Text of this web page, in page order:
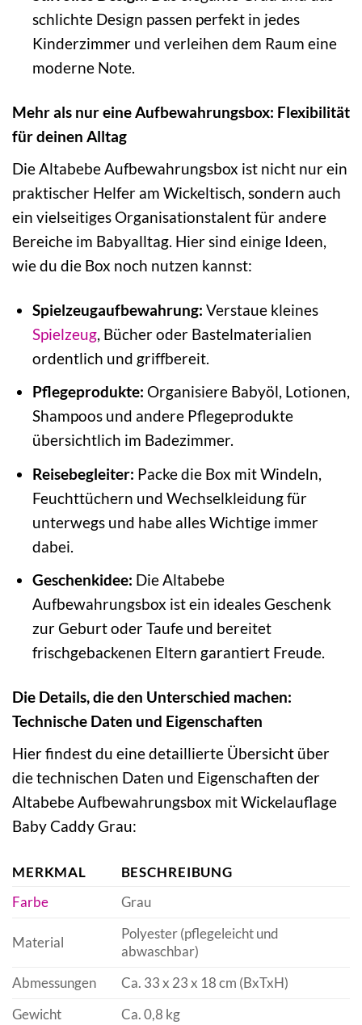
schlichte Design passen perfekt in jedes
Kinderzimmer und verleihen dem Raum eine
moderne Note.
Mehr als nur eine Aufbewahrungsbox: Flexibilität
für deinen Alltag
Die Altabebe Aufbewahrungsbox ist nicht nur ein
praktischer Helfer am Wickeltisch, sondern auch
ein vielseitiges Organisationstalent für andere
Bereiche im Babyalltag. Hier sind einige Ideen,
wie du die Box noch nutzen kannst:
Spielzeugaufbewahrung: Verstaue kleines
Spielzeug, Bücher oder Bastelmaterialien
ordentlich und griffbereit.
Pflegeprodukte: Organisiere Babyöl, Lotionen,
Shampoos und andere Pflegeprodukte
übersichtlich im Badezimmer.
Reisebegleiter: Packe die Box mit Windeln,
Feuchttüchern und Wechselkleidung für
unterwegs und habe alles Wichtige immer
dabei.
Geschenkidee: Die Altabebe
Aufbewahrungsbox ist ein ideales Geschenk
zur Geburt oder Taufe und bereitet
frischgebackenen Eltern garantiert Freude.
Die Details, die den Unterschied machen:
Technische Daten und Eigenschaften
Hier findest du eine detaillierte Übersicht über
die technischen Daten und Eigenschaften der
Altabebe Aufbewahrungsbox mit Wickelauflage
Baby Caddy Grau:
MERKMAL
BESCHREIBUNG
Farbe
Grau
Material
Polyester (pflegeleicht und
abwaschbar)
Abmessungen
Ca. 33 x 23 x 18 cm (BxTxH)
Gewicht
Ca. 0,8 kg